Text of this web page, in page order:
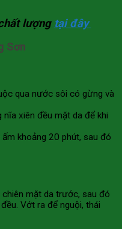
lượng tại đây
Sơn
qua nước sôi có gừng và
nĩa xiên đều mặt da để khi
khoảng 20 phút, sau đó
mặt da trước, sau đó
Vớt ra để nguội, thái